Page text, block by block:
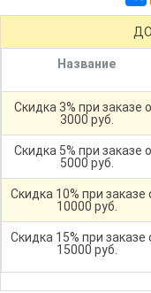
Название
Скидка 3% при заказе
3000 руб.
Скидка 5% при заказе
5000 руб.
Скидка 10% при заказе
10000 руб.
Скидка 15% при заказе
15000 руб.